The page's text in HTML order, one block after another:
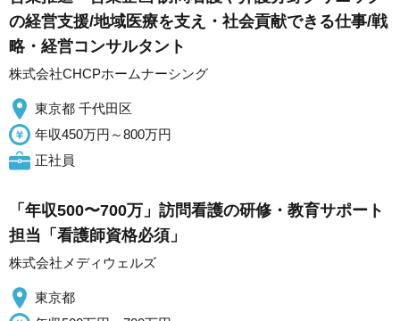
の経営支援/地域医療を支え・社会貢献できる仕事/戦
略・経営コンサルタント
株式会社CHCPホームナーシング
東京都 千代田区
年収450万円～800万円
正社員
「年収500〜700万」訪問看護の研修・教育サポート
担当「看護師資格必須」
株式会社メディウェルズ
東京都